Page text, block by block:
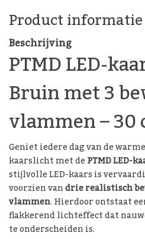
Product informatie
Beschrijving
PTMD LED-
Bruin met 3
vlammen – 30
Geniet iedere dag van de
kaarslicht met dePTMD LED-
stijlvolle LED-kaars is
voorzien vandrie realistisch
vlammen. Hierdoor ontstaat
flakkerend lichteffect dat
te onderscheiden is.